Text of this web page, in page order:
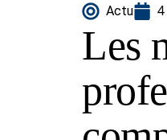
Actu
Les